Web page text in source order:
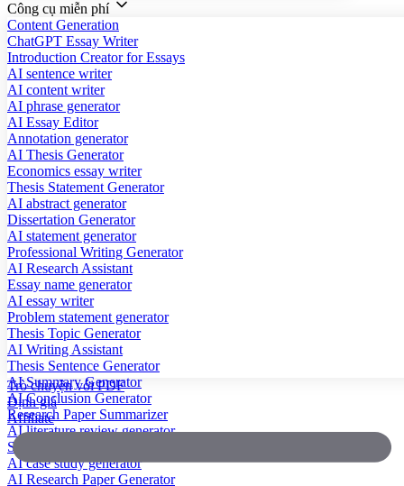
Công cụ miễn phí
Content Generation
ChatGPT Essay Writer
Introduction Creator for Essays
AI sentence writer
AI content writer
AI phrase generator
AI Essay Editor
Annotation generator
AI Thesis Generator
Economics essay writer
Thesis Statement Generator
AI abstract generator
Dissertation Generator
AI statement generator
Professional Writing Generator
AI Research Assistant
Essay name generator
AI essay writer
Problem statement generator
Thesis Topic Generator
AI Writing Assistant
Thesis Sentence Generator
AI Summary Generator
AI Conclusion Generator
Research Paper Summarizer
AI literature review generator
Scientific Paper Summarizer
AI case study generator
AI Research Paper Generator
Trò chuyện với PDF
Định giá
Affiliate